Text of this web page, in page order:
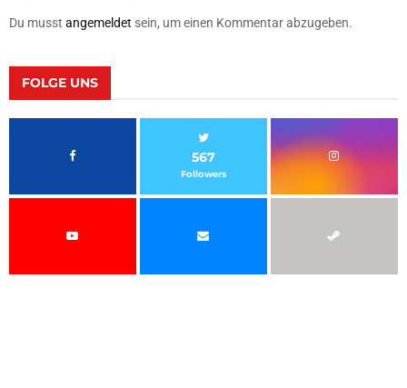
Du musst angemeldet sein, um einen Kommentar abzugeben.
FOLGE UNS
567
Followers